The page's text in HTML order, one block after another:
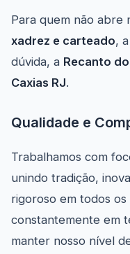
Para quem não abre
xadrez e carteado,
dúvida, a Recanto
Caxias RJ.
Qualidade e
Trabalhamos com
unindo tradição,
rigoroso em todos
constantemente em
manter nosso nível